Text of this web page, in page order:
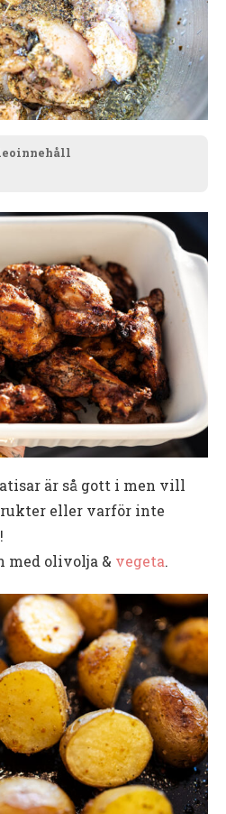
är så gott i men vill
eller varför inte
med olivolja & vegeta.